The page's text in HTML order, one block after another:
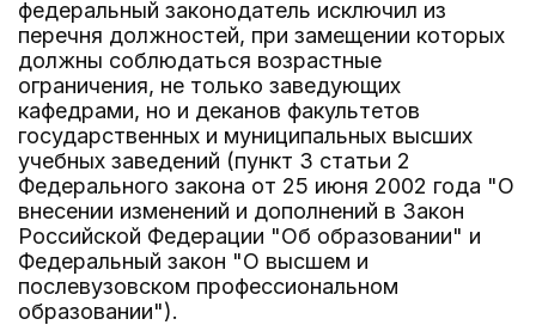
федеральный законодатель исключил из
перечня должностей, при замещении которых
должны соблюдаться возрастные
ограничения, не только заведующих
кафедрами, но и деканов факультетов
государственных и муниципальных высших
учебных заведений (пункт 3 статьи 2
Федерального закона от 25 июня 2002 года "О
внесении изменений и дополнений в Закон
Российской Федерации "Об образовании" и
Федеральный закон "О высшем и
послевузовском профессиональном
образовании").